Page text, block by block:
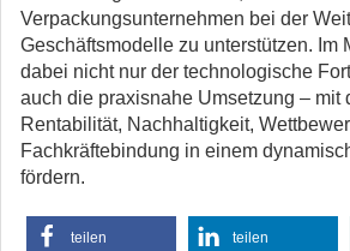
Verpackungsunternehmen bei der
Geschäftsmodelle zu unterstützen. Im
dabei nicht nur der technologische
auch die praxisnahe Umsetzung – mit
Rentabilität, Nachhaltigkeit,
Fachkräftebindung in einem
fördern.
teilen teilen